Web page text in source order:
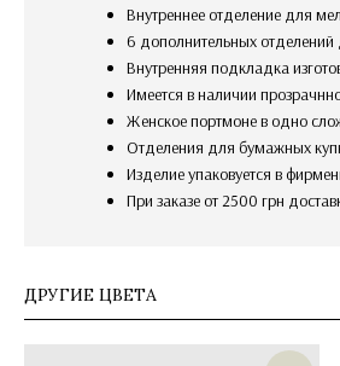
Внутреннее отделение для
6 дополнительных
внутренняя подкладка
имеется в наличии
женское портмоне в одно
отделения для бумажных
изделие упаковуется в
При заказе от 2500 грн
ДРУГИЕ ЦВЕТА